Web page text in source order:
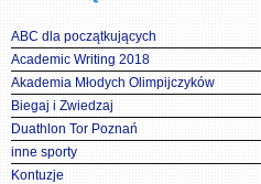
ABC dla początkujących
Academic Writing 2018
Akademia Młodych Olimpijczyków
Biegaj i Zwiedzaj
Duathlon Tor Poznań
inne sporty
Kontuzje